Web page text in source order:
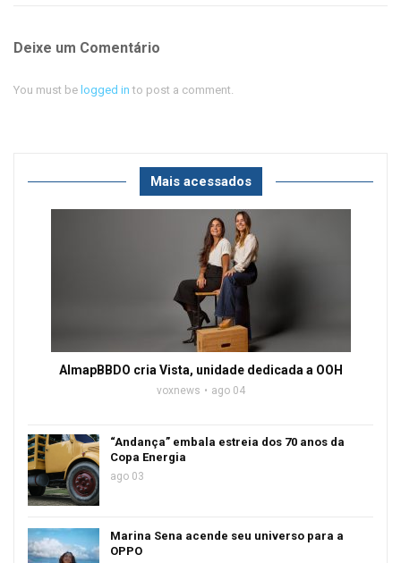
Deixe um Comentário
You must be logged in to post a comment.
Mais acessados
AlmapBBDO cria Vista, unidade dedicada a OOH
voxnews ago 04
“Andança” embala estreia dos 70 anos da
Copa Energia
ago 03
Marina Sena acende seu universo para a
OPPO